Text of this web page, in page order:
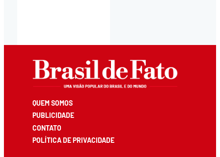
QUEM SOMOS
PUBLICIDADE
CONTATO
POLÍTICA DE PRIVACIDADE